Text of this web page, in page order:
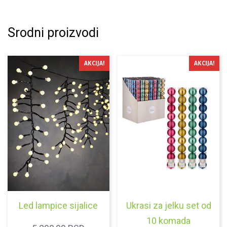
Srodni proizvodi
AKCIJA!
Led lampice sijalice
AKCIJA!
Ukrasi za jelku set od
10 komada